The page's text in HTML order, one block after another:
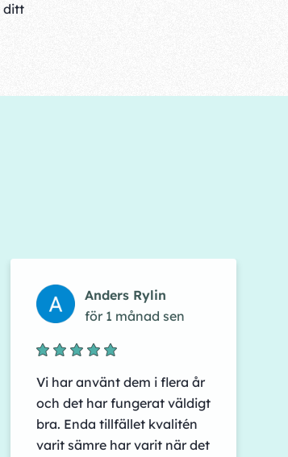
ditt
Anders Rylin
för 1 månad sen
Vi har använt dem i flera år
och det har fungerat väldigt
bra. Enda tillfället kvalitén
varit sämre har varit när det